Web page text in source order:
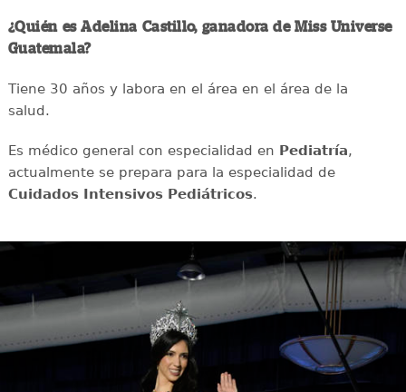
¿Quién es Adelina Castillo, ganadora de Miss Universe
Guatemala?
Tiene 30 años y labora en el área en el área de la
salud.
Es médico general con especialidad en Pediatría,
actualmente se prepara para la especialidad de
Cuidados Intensivos Pediátricos.